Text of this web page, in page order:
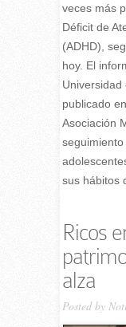
veces más
Déficit de
(ADHD),
hoy. El
Universidad
publicado
Asociación
sus hábitos
Ricos
alza
Posted by